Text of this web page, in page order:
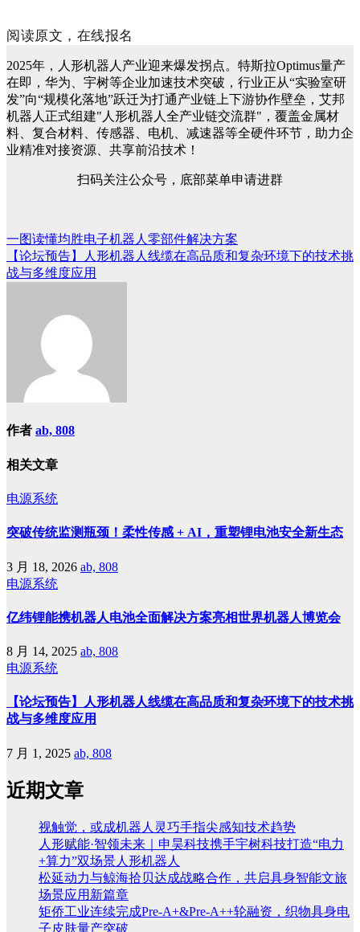
阅读原文，在线报名
2025年，人形机器人产业迎来爆发拐点。特斯拉Optimus量产
在即，华为、宇树等企业加速技术突破，行业正从“实验室研
发”向“规模化落地”跃迁为打通产业链上下游协作壁垒，艾邦
机器人正式组建"人形机器人全产业链交流群"，覆盖金属材
料、复合材料、传感器、电机、减速器等全硬件环节，助力企
业精准对接资源、共享前沿技术！
扫码关注公众号，底部菜单申请进群
文
章
一图读懂均胜电子机器人零部件解决方案
【论坛预告】人形机器人线缆在高品质和复杂环境下的技术挑
战与多维度应用
作者 ab, 808
相关文章
电源系统
突破传统监测瓶颈！柔性传感 + AI，重塑锂电池安全新生态
3 月 18, 2026 ab, 808
电源系统
亿纬锂能携机器人电池全面解决方案亮相世界机器人博览会
8 月 14, 2025 ab, 808
电源系统
【论坛预告】人形机器人线缆在高品质和复杂环境下的技术挑
战与多维度应用
7 月 1, 2025 ab, 808
近期文章
视触觉，或成机器人灵巧手指尖感知技术趋势
人形赋能·智领未来｜申昊科技携手宇树科技打造“电力
+算力”双场景人形机器人
松延动力与鲸海拾贝达成战略合作，共启具身智能文旅
场景应用新篇章
矩侨工业连续完成Pre-A+&Pre-A++轮融资，织物具身电
子皮肤量产突破